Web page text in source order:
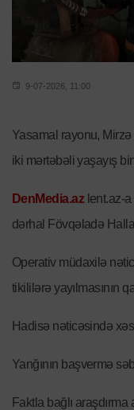
9-07-2026, 11:00
Yasamal rayonu,
iki mərtəbəli yaşayış
DenMedia.az lent.az-
dərhal Fövqəladə
Operativ müdaxilə
tikililərə yayılmasının
Hadisə nəticəsində
Yanğının başvermə
Faktla bağlı araşdırma